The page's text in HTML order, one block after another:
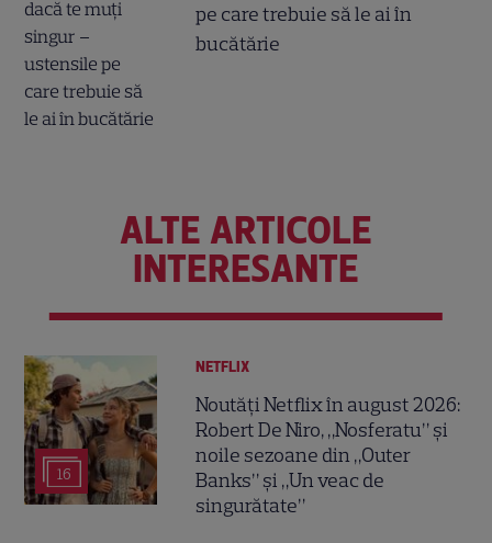
pe care trebuie să le ai în
bucătărie
ALTE ARTICOLE
INTERESANTE
16
NETFLIX
Noutăți Netflix în august 2026:
Robert De Niro, „Nosferatu” și
noile sezoane din „Outer
Banks” și „Un veac de
singurătate”